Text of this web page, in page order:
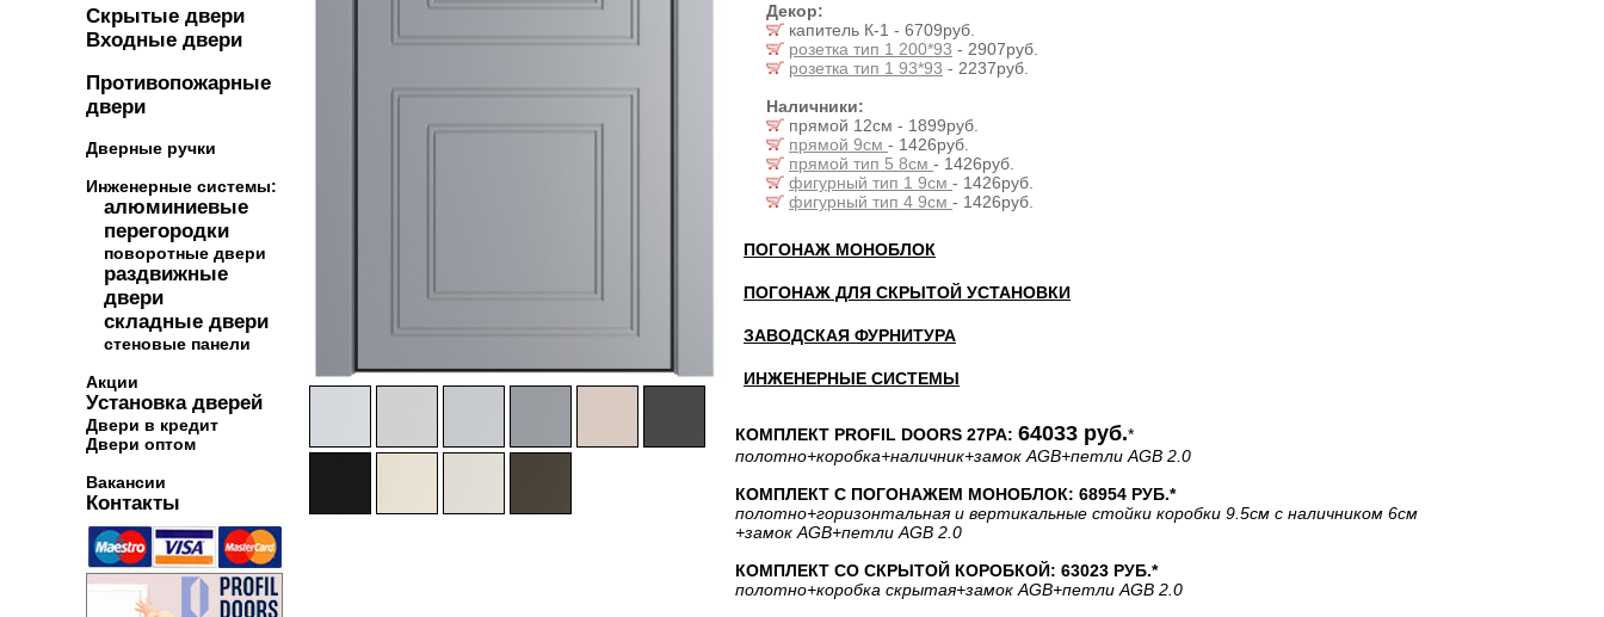
Скрытые двери
Входные двери
Противопожарные
двери
Дверные ручки
Инженерные системы:
алюминиевые
перегородки
поворотные двери
раздвижные
двери
складные двери
стеновые панели
Акции
Установка дверей
Двери в кредит
Двери оптом
Вакансии
Контакты
Декор:
капитель К-1 - 6709руб.
розетка тип 1 200*93 - 2907руб.
розетка тип 1 93*93 - 2237руб.
Наличники:
прямой 12см - 1899руб.
прямой 9см - 1426руб.
прямой тип 5 8см - 1426руб.
фигурный тип 1 9см - 1426руб.
фигурный тип 4 9см - 1426руб.
ПОГОНАЖ МОНОБЛОК
ПОГОНАЖ ДЛЯ СКРЫТОЙ УСТАНОВКИ
ЗАВОДСКАЯ ФУРНИТУРА
ИНЖЕНЕРНЫЕ СИСТЕМЫ
КОМПЛЕКТ PROFIL DOORS 27PA: 64033 руб.*
полотно+коробка+наличник+замок AGB+петли AGB 2.0
КОМПЛЕКТ С ПОГОНАЖЕМ МОНОБЛОК: 68954 РУБ.*
полотно+горизонтальная и вертикальные стойки коробки 9.5см с наличником 6см
+замок AGB+петли AGB 2.0
КОМПЛЕКТ СО СКРЫТОЙ КОРОБКОЙ: 63023 РУБ.*
полотно+коробка скрытая+замок AGB+петли AGB 2.0